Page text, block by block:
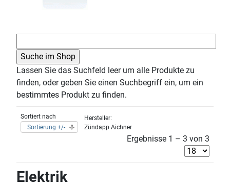
Lassen Sie das Suchfeld leer um alle Produkte zu
finden, oder geben Sie einen Suchbegriff ein, um ein
bestimmtes Produkt zu finden.
Sortiert nach
Sortierung +/-
Hersteller:
Zündapp Aichner
Ergebnisse 1 – 3 von 3
Elektrik